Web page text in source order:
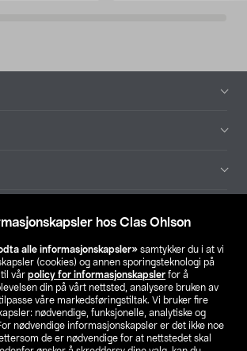
hos Clas Ohlson
alle informasjonskapsler» samtykker du i at vi
(cookies) og annen sporingsteknologi på
vår policy for informasjonskapsler for å
din på vårt nettsted, analysere bruken av
våre markedsføringstiltak. Vi bruker fire
nødvendige, funksjonelle, analytiske og
nødvendige informasjonskapsler er det ikke noe
de er nødvendige for at nettstedet skal
Finn din butikk
SE NO FI